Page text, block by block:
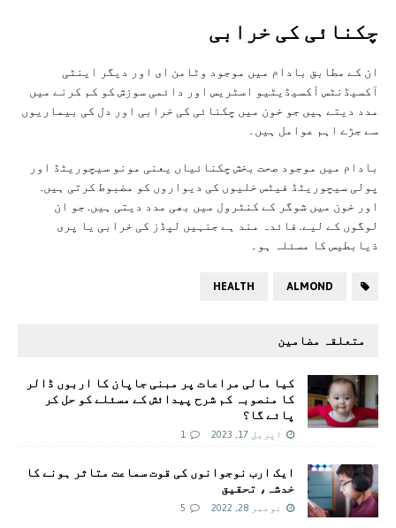
چکنائی کی خرابی
ان کے مطابق بادام میں موجود وٹامن ای اور دیگر اینٹی
آکسیڈنٹس آکسیڈیٹیو اسٹریس اور دائمی سوزش کو کم کرنے میں
مدد دیتے ہیں جو خون میں چکنائی کی خرابی اور دل کی بیماریوں
سے جڑے اہم عوامل ہیں۔
بادام میں موجود صحت بخش چکنائیاں یعنی مونو سیچوریٹڈ اور
پولی سیچوریٹڈ فیٹس خلیوں کی دیواروں کو مضبوط کرتی ہیں.
اور خون میں شوگر کے کنٹرول میں بھی مدد دیتی ہیں. جو ان
لوگوں کے لیے. فائدہ مند ہے جنہیں لپڈز کی خرابی یا پری
ذیابطیس کا مسئلہ ہو۔
ALMOND
HEALTH
متعلقہ مضامین
کیا مالی مراعات پر مبنی جاپان کا اربوں ڈالر
کا منصوبہ کم شرح پیدائش کے مسئلے کو حل کر
پائے گا؟
اپریل 17, 2023 1
ایک ارب نوجوانوں کی قوت سماعت متاثر ہونے کا
خدشہ، تحقیق
نومبر 28, 2022 5